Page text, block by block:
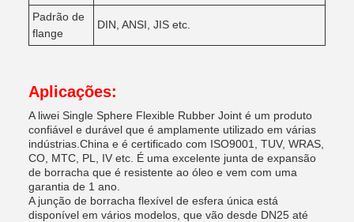
Padrão de
flange
DIN, ANSI, JIS etc.
Aplicações:
A liwei Single Sphere Flexible Rubber Joint é um produto
confiável e durável que é amplamente utilizado em várias
indústrias.China e é certificado com ISO9001, TUV, WRAS,
CO, MTC, PL, IV etc. É uma excelente junta de expansão
de borracha que é resistente ao óleo e vem com uma
garantia de 1 ano.
A junção de borracha flexível de esfera única está
disponível em vários modelos, que vão desde DN25 até